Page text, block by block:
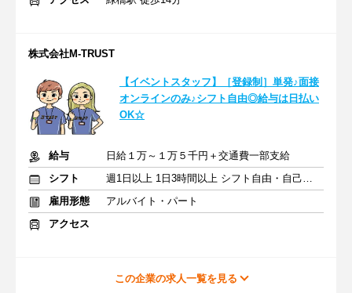
株式会社M-TRUST
【イベントスタッフ】［登録制］単発♪面接
オンラインのみ♪シフト自由◎給与は日払い
OK☆
給与
日給１万～１万５千円＋交通費一部支給
シフト
週1日以上 1日3時間以上 シフト自由・自己申告
雇用形態
アルバイト・パート
アクセス
この企業の求人一覧を見る